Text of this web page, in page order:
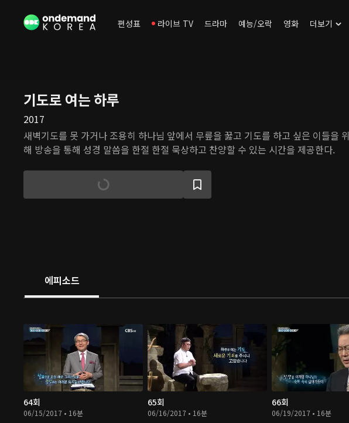
편성표 라이브 TV 드라마 예능/오락 영화 더보기
기도로 여는 하루
2017
새벽기도를 못 가거나 조용히 하나님 앞에서 무릎을 꿇고 기도를 하고 싶은 이들을 위
해 방송을 통해 성경 말씀을 한절 한절 묵상하고 찬양할 수 있는 시간을 제공한다.
에피소드
64회
06/15/2017 • 16분
65회
06/16/2017 • 16분
66회
06/19/2017 • 16분